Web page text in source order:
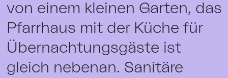
von einem kleinen Garten, das
Pfarrhaus mit der Küche für
Übernachtungsgäste ist
gleich nebenan. Sanitäre